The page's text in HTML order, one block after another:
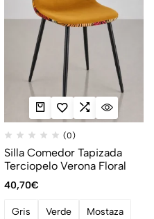
(0)
Silla Comedor Tapizada
Terciopelo Verona Floral
40,70€
Gris Verde Mostaza